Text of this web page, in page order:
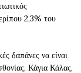
2,3% του
δαπάνες να είναι
Κάγια Κάλας,